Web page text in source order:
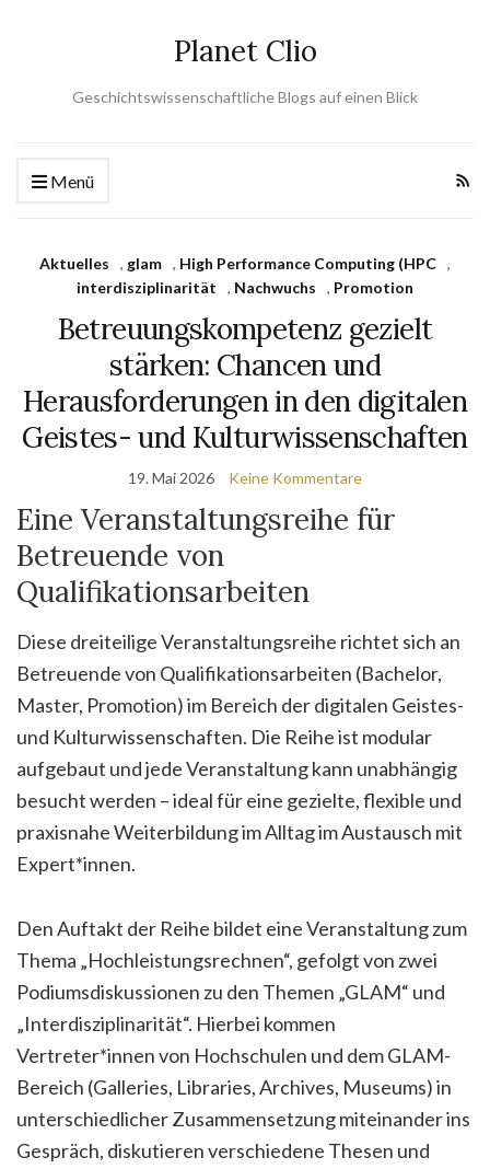
Planet Clio
Geschichtswissenschaftliche Blogs auf einen Blick
Menü
Aktuelles , glam , High Performance Computing (HPC ,
interdisziplinarität
, Nachwuchs , Promotion
Betreuungskompetenz gezielt
stärken: Chancen und
Herausforderungen in den digitalen
Geistes- und Kulturwissenschaften
19. Mai 2026 Keine Kommentare
Eine Veranstaltungsreihe für
Betreuende von
Qualifikationsarbeiten
Diese dreiteilige Veranstaltungsreihe richtet sich an
Betreuende von Qualifikationsarbeiten (Bachelor,
Master, Promotion) im Bereich der digitalen Geistes-
und Kulturwissenschaften. Die Reihe ist modular
aufgebaut und jede Veranstaltung kann unabhängig
besucht werden – ideal für eine gezielte, flexible und
praxisnahe Weiterbildung im Alltag im Austausch mit
Expert*innen.
Den Auftakt der Reihe bildet eine Veranstaltung zum
Thema „Hochleistungsrechnen“, gefolgt von zwei
Podiumsdiskussionen zu den Themen „GLAM“ und
„Interdisziplinarität“. Hierbei kommen
Vertreter*innen von Hochschulen und dem GLAM-
Bereich (Galleries, Libraries, Archives, Museums) in
unterschiedlicher Zusammensetzung miteinander ins
Gespräch, diskutieren verschiedene Thesen und